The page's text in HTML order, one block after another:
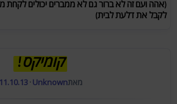
(אהה ועם זה לא ברור גם לא ממברים יכולים לקחת
לקבל את דלעת לבית)
קומיקס!
מאתUnknown
·
11.10.13